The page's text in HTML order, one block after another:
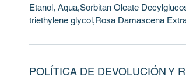
Etanol, Aqua,Sorbitan Oleate
triethylene glycol,Rosa Damascena
POLÍTICA DE DEVOLUCIÓN Y